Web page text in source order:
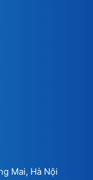
Mai, Hà Nội